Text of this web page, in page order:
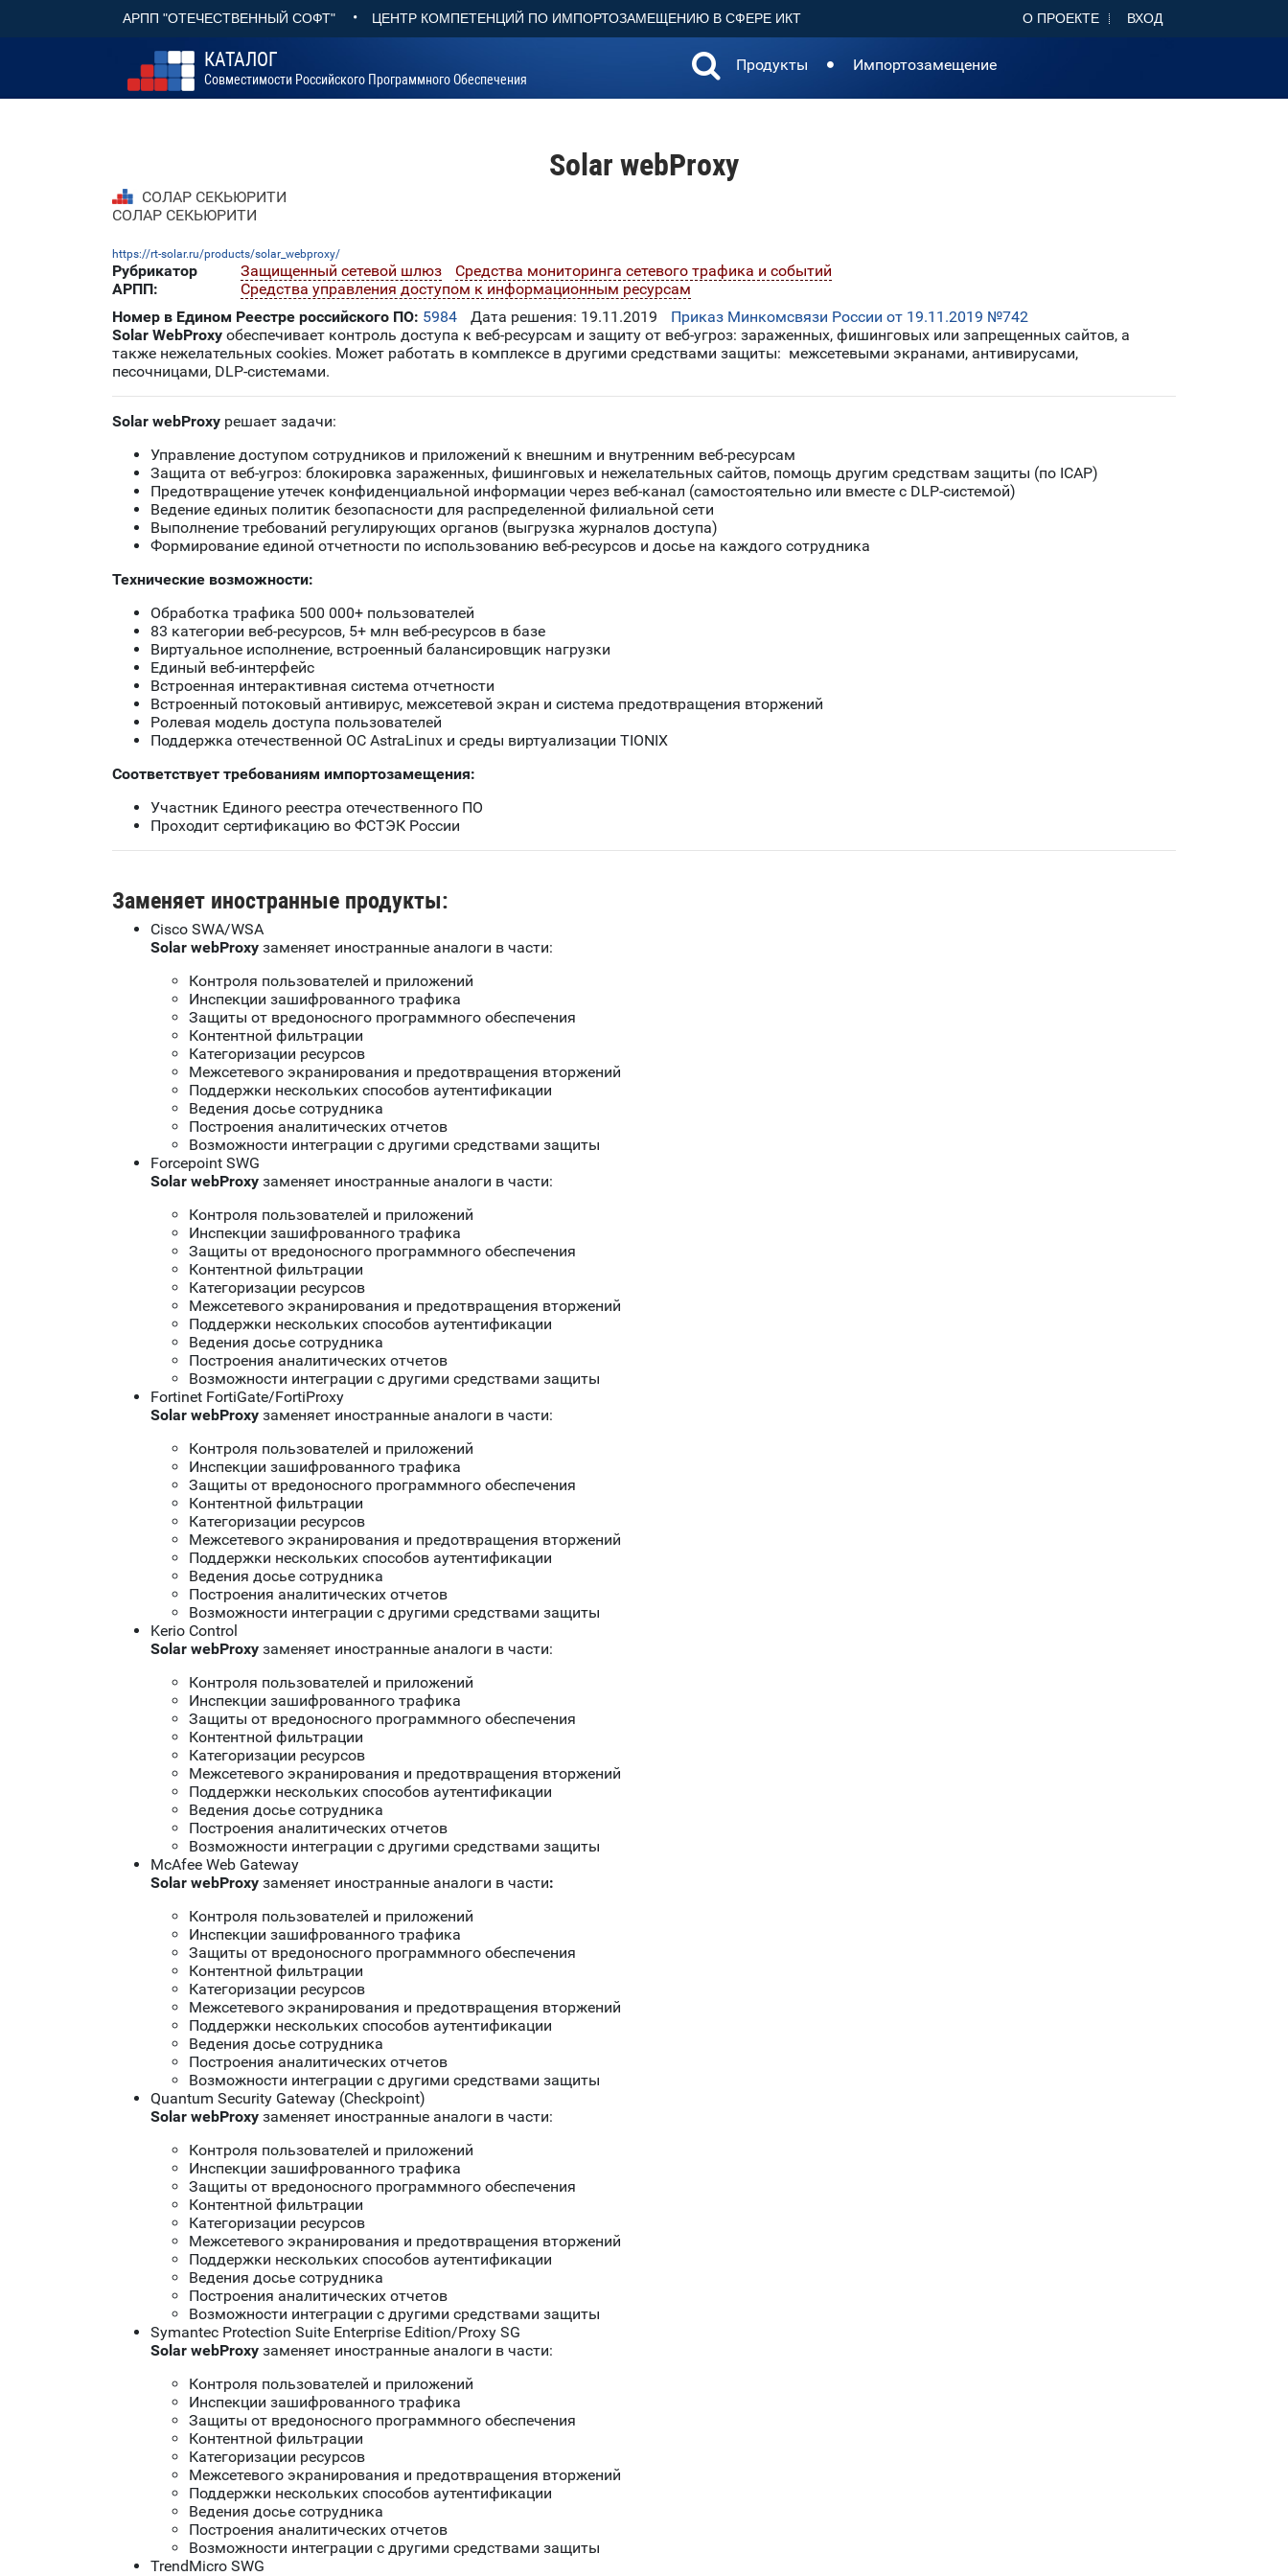
АРПП "ОТЕЧЕСТВЕННЫЙ СОФТ" • ЦЕНТР КОМПЕТЕНЦИЙ ПО ИМПОРТОЗАМЕЩЕНИЮ В СФЕРЕ ИКТ О ПРОЕКТЕ ВХОД
КАТАЛОГ
Совместимости Российского Программного Обеспечения
Продукты Импортозамещение
Solar webProxy
СОЛАР СЕКЬЮРИТИ
СОЛАР СЕКЬЮРИТИ
https://rt-solar.ru/products/solar_webproxy/
Рубрикатор
АРПП:
Защищенный сетевой шлюз
Средства мониторинга сетевого трафика и событий
Средства управления доступом к информационным ресурсам
Номер в Едином Реестре российского ПО: 5984 Дата решения: 19.11.2019
Приказ Минкомсвязи России от 19.11.2019 №742
Solar WebProxy обеспечивает контроль доступа к веб-ресурсам и защиту от веб-угроз: зараженных, фишинговых или запрещенных сайтов, а
также нежелательных cookies. Может работать в комплексе в другими средствами защиты: межсетевыми экранами, антивирусами,
песочницами, DLP-системами.
Solar webProxy решает задачи:
Управление доступом сотрудников и приложений к внешним и внутренним веб-ресурсам
Защита от веб-угроз: блокировка зараженных, фишинговых и нежелательных сайтов, помощь другим средствам защиты (по ICAP)
Предотвращение утечек конфиденциальной информации через веб-канал (самостоятельно или вместе с DLP-системой)
Ведение единых политик безопасности для распределенной филиальной сети
Выполнение требований регулирующих органов (выгрузка журналов доступа)
Формирование единой отчетности по использованию веб-ресурсов и досье на каждого сотрудника
Технические возможности:
Обработка трафика 500 000+ пользователей
83 категории веб-ресурсов, 5+ млн веб-ресурсов в базе
Виртуальное исполнение, встроенный балансировщик нагрузки
Единый веб-интерфейс
Встроенная интерактивная система отчетности
Встроенный потоковый антивирус, межсетевой экран и система предотвращения вторжений
Ролевая модель доступа пользователей
Поддержка отечественной ОС AstraLinux и среды виртуализации TIONIX
Соответствует требованиям импортозамещения:
Участник Единого реестра отечественного ПО
Проходит сертификацию во ФСТЭК России
Заменяет иностранные продукты:
Cisco SWA/WSA
Solar webProxy заменяет иностранные аналоги в части:
Контроля пользователей и приложений
Инспекции зашифрованного трафика
Защиты от вредоносного программного обеспечения
Контентной фильтрации
Категоризации ресурсов
Межсетевого экранирования и предотвращения вторжений
Поддержки нескольких способов аутентификации
Ведения досье сотрудника
Построения аналитических отчетов
Возможности интеграции с другими средствами защиты
Forcepoint SWG
Solar webProxy заменяет иностранные аналоги в части:
Контроля пользователей и приложений
Инспекции зашифрованного трафика
Защиты от вредоносного программного обеспечения
Контентной фильтрации
Категоризации ресурсов
Межсетевого экранирования и предотвращения вторжений
Поддержки нескольких способов аутентификации
Ведения досье сотрудника
Построения аналитических отчетов
Возможности интеграции с другими средствами защиты
Fortinet FortiGate/FortiProxy
Solar webProxy заменяет иностранные аналоги в части:
Контроля пользователей и приложений
Инспекции зашифрованного трафика
Защиты от вредоносного программного обеспечения
Контентной фильтрации
Категоризации ресурсов
Межсетевого экранирования и предотвращения вторжений
Поддержки нескольких способов аутентификации
Ведения досье сотрудника
Построения аналитических отчетов
Возможности интеграции с другими средствами защиты
Kerio Control
Solar webProxy заменяет иностранные аналоги в части:
Контроля пользователей и приложений
Инспекции зашифрованного трафика
Защиты от вредоносного программного обеспечения
Контентной фильтрации
Категоризации ресурсов
Межсетевого экранирования и предотвращения вторжений
Поддержки нескольких способов аутентификации
Ведения досье сотрудника
Построения аналитических отчетов
Возможности интеграции с другими средствами защиты
McAfee Web Gateway
Solar webProxy заменяет иностранные аналоги в части:
Контроля пользователей и приложений
Инспекции зашифрованного трафика
Защиты от вредоносного программного обеспечения
Контентной фильтрации
Категоризации ресурсов
Межсетевого экранирования и предотвращения вторжений
Поддержки нескольких способов аутентификации
Ведения досье сотрудника
Построения аналитических отчетов
Возможности интеграции с другими средствами защиты
Quantum Security Gateway (Checkpoint)
Solar webProxy заменяет иностранные аналоги в части:
Контроля пользователей и приложений
Инспекции зашифрованного трафика
Защиты от вредоносного программного обеспечения
Контентной фильтрации
Категоризации ресурсов
Межсетевого экранирования и предотвращения вторжений
Поддержки нескольких способов аутентификации
Ведения досье сотрудника
Построения аналитических отчетов
Возможности интеграции с другими средствами защиты
Symantec Protection Suite Enterprise Edition/Proxy SG
Solar webProxy заменяет иностранные аналоги в части:
Контроля пользователей и приложений
Инспекции зашифрованного трафика
Защиты от вредоносного программного обеспечения
Контентной фильтрации
Категоризации ресурсов
Межсетевого экранирования и предотвращения вторжений
Поддержки нескольких способов аутентификации
Ведения досье сотрудника
Построения аналитических отчетов
Возможности интеграции с другими средствами защиты
TrendMicro SWG